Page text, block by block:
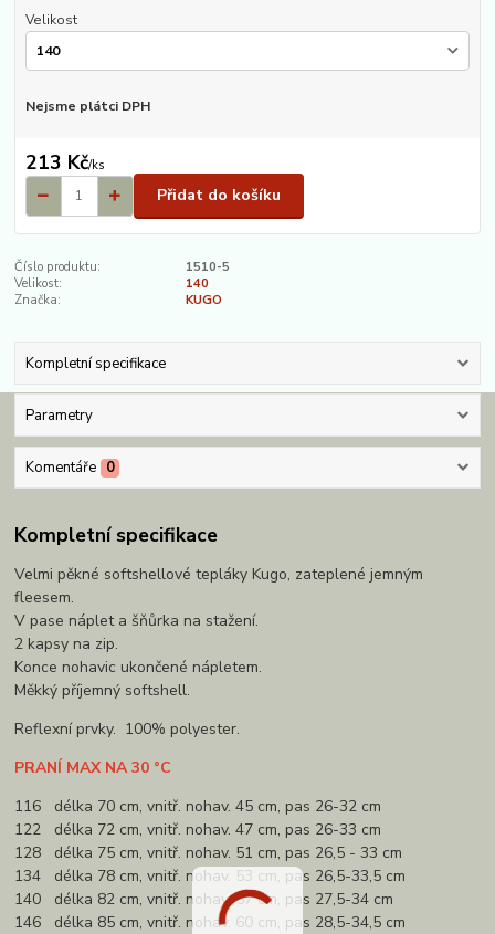
Velikost
Nejsme plátci DPH
213 Kč/ks
Přidat do košíku
Číslo produktu:
1510-5
Velikost:
140
Značka:
KUGO
Kompletní specifikace
Parametry
Komentáře 0
Kompletní specifikace
Velmi pěkné softshellové tepláky Kugo, zateplené jemným
fleesem.
V pase náplet a šňůrka na stažení.
2 kapsy na zip.
Konce nohavic ukončené nápletem.
Měkký příjemný softshell.
Reflexní prvky. 100% polyester.
PRANÍ MAX NA 30 °C
116 délka 70 cm, vnitř. nohav. 45 cm, pas 26-32 cm
122 délka 72 cm, vnitř. nohav. 47 cm, pas 26-33 cm
128 délka 75 cm, vnitř. nohav. 51 cm, pas 26,5 - 33 cm
134 délka 78 cm, vnitř. nohav. 53 cm, pas 26,5-33,5 cm
140 délka 82 cm, vnitř. nohav. 57 cm, pas 27,5-34 cm
146 délka 85 cm, vnitř. nohav. 60 cm, pas 28,5-34,5 cm